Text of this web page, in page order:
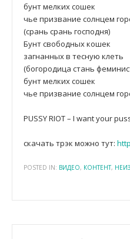
бунт мелких сошек
чье призвание солнцем
(срань срань господня)
Бунт свободных кошек
загнанных в тесную клеть
(богородица стань
бунт мелких сошек
чье призвание солнцем
PUSSY RIOT – I want your
скачать трэк можно тут:
POSTED IN: ВИДЕО, КОНТЕНТ,